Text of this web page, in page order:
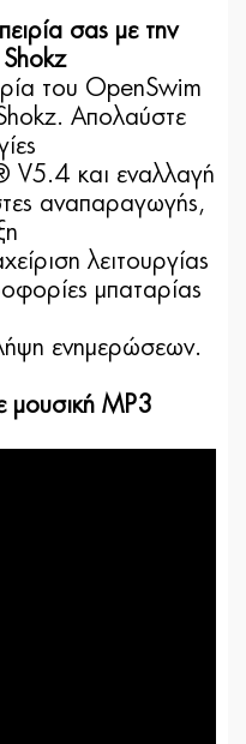
σας με την
του OpenSwim
Απολαύστε
V5.4 και εναλλαγή
αναπαραγωγής,
λειτουργίας
μπαταρίας
ενημερώσεων.
μουσική MP3